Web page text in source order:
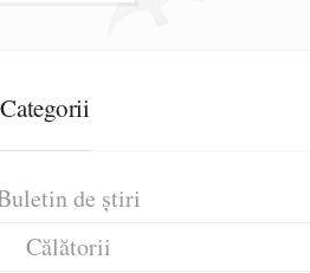
Categorii
de știri
Călătorii